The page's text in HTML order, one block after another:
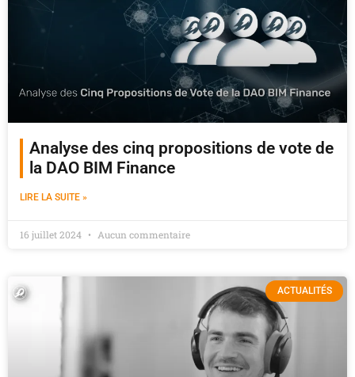
Analyse des cinq propositions de vote de
la DAO BIM Finance
LIRE LA SUITE »
16 juillet 2024 Aucun commentaire
ACTUALITÉS